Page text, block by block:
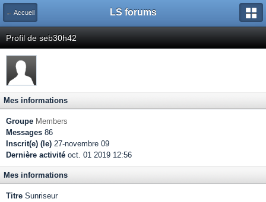
← Accueil LS forums
Profil de seb30h42
Mes informations
Groupe Members
Messages 86
Inscrit(e) (le) 27-novembre 09
Dernière activité oct. 01 2019 12:56
Mes informations
Titre Sunriseur